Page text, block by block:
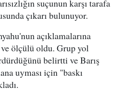
suçunun karşı tarafa
çıkarı bulunuyor.
açıklamalarına
ölçülü oldu. Grup yol
belirtti ve Barış
uyması için "baskı